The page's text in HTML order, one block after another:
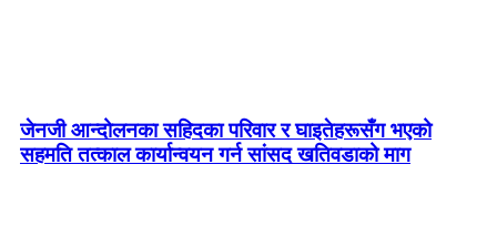
जेनजी आन्दोलनका सहिदका परिवार र घाइतेहरूसँग भएको
सहमति तत्काल कार्यान्वयन गर्न सांसद खतिवडाको माग